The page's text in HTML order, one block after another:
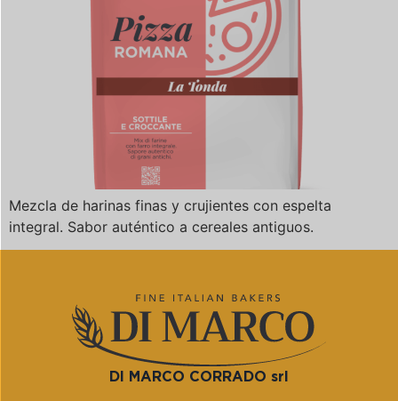
Mezcla de harinas finas y crujientes con espelta
integral. Sabor auténtico a cereales antiguos.
DI MARCO CORRADO srl